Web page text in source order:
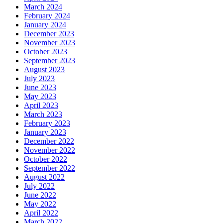
March 2024
February 2024
January 2024
December 2023
November 2023
October 2023
September 2023
August 2023
July 2023
June 2023
May 2023
April 2023
March 2023
February 2023
January 2023
December 2022
November 2022
October 2022
September 2022
August 2022
July 2022
June 2022
May 2022
April 2022